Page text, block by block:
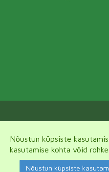
Nõustun küpsiste
kasutamise kohta võid